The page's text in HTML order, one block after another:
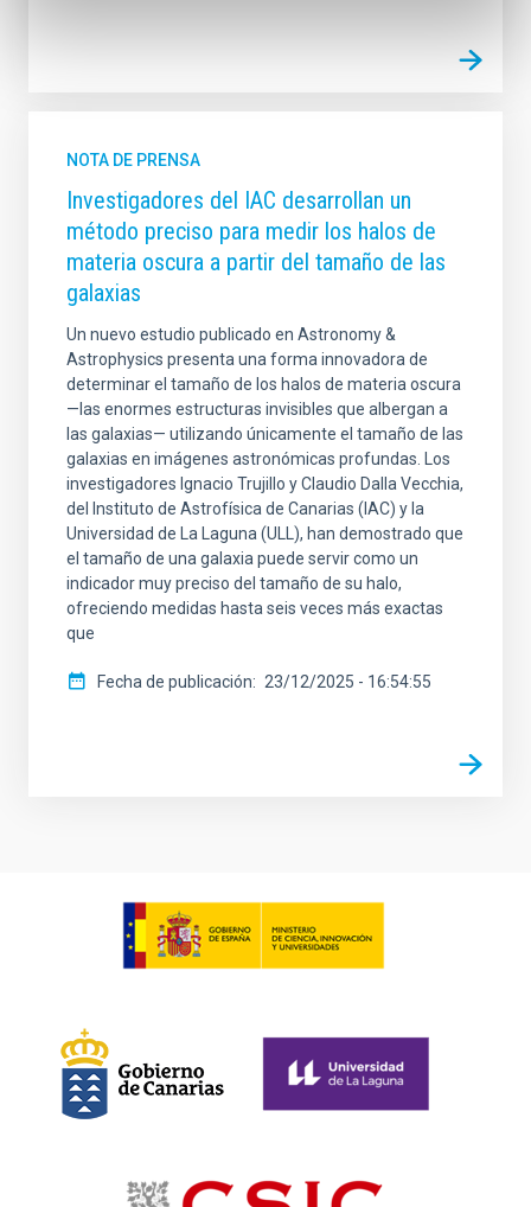
NOTA DE PRENSA
Investigadores del IAC desarrollan un
método preciso para medir los halos de
materia oscura a partir del tamaño de las
galaxias
Un nuevo estudio publicado en Astronomy &
Astrophysics presenta una forma innovadora de
determinar el tamaño de los halos de materia oscura
—las enormes estructuras invisibles que albergan a
las galaxias— utilizando únicamente el tamaño de las
galaxias en imágenes astronómicas profundas. Los
investigadores Ignacio Trujillo y Claudio Dalla Vecchia,
del Instituto de Astrofísica de Canarias (IAC) y la
Universidad de La Laguna (ULL), han demostrado que
el tamaño de una galaxia puede servir como un
indicador muy preciso del tamaño de su halo,
ofreciendo medidas hasta seis veces más exactas
que
Fecha de publicación 23/12/2025 - 16:54:55